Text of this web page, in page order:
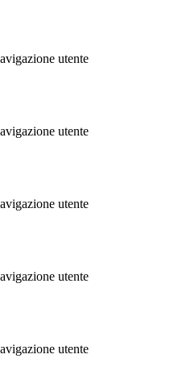
utente
utente
utente
utente
utente